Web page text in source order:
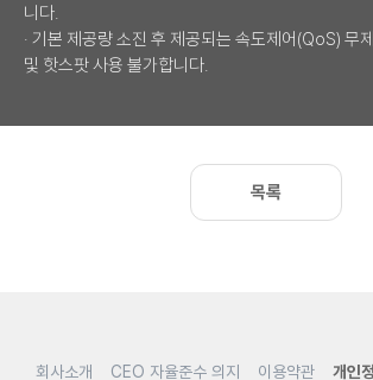
니다.
· 기본 제공량 소진 후 제공되는 속도제어(QoS) 무
및 핫스팟 사용 불가합니다.
목록
회사소개 CEO 자율준수 의지 이용약관 개인